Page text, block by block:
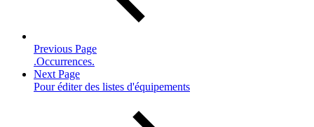
Previous Page
.Occurrences.
Next Page
Pour éditer des listes d'équipements